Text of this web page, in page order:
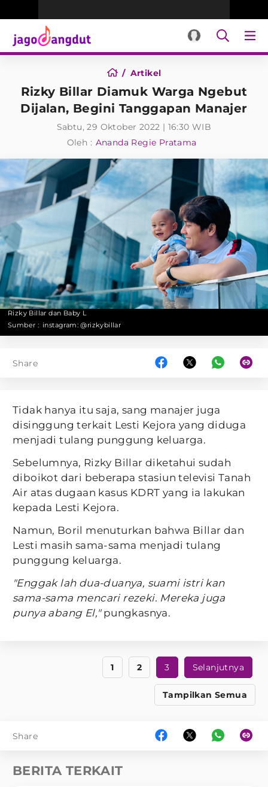
Artikel
Rizky Billar Diamuk Warga Ngebut
Dijalan, Begini Tanggapan Manajer
Sabtu, 29 Oktober 2022 | 16:30 WIB
Oleh : Ananda Regie Pratama
Rizky Billar dan Baby L
Sumber : instagram: @rizkybillar
Share
Tidak hanya itu saja, sang manajer juga
disinggung terkait Lesti Kejora yang diduga
menjadi tulang punggung keluarga.
Sebelumnya, Rizky Billar diketahui sudah
diboikot dari beberapa stasiun televisi Tanah
Air atas dugaan kasus KDRT yang ia lakukan
kepada Lesti Kejora.
Namun, Boril menuturkan bahwa Billar dan
Lesti masih sama-sama menjadi tulang
punggung keluarga.
"Enggak lah dua-duanya, suami istri kan
sama-sama mencari rezeki. Mereka juga
punya abang El,"pungkasnya.
1 2 3 Selanjutnya
Tampilkan Semua
Share
BERITA TERKAIT